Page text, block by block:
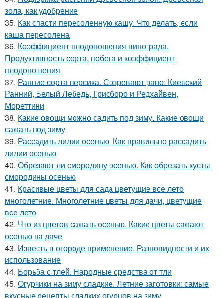
зола, как удобрение
35. Как спасти пересоленную кашу. Что делать, если
каша пересолена
36. Коэффициент плодоношения винограда.
Продуктивность сорта, побега и коэффициент
плодоношения
37. Ранние сорта персика. Созревают рано: Киевский
Ранний, Белый Лебедь, Грисборо и Редхайвен,
Мореттини
38. Какие овощи можно садить под зиму. Какие овощи
сажать под зиму
39. Рассадить лилии осенью. Как правильно рассадить
лилии осенью
40. Обрезают ли смородину осенью. Как обрезать кусты
смородины осенью
41. Красивые цветы для сада цветущие все лето
многолетние. Многолетние цветы для дачи, цветущие
все лето
42. Что из цветов сажать осенью. Какие цветы сажают
осенью на даче
43. Известь в огороде применение. Разновидности и их
использование
44. Борьба с тлей. Народные средства от тли
45. Огурчики на зиму сладкие. Летние заготовки: самые
вкусные рецепты сладких огурцов на зиму